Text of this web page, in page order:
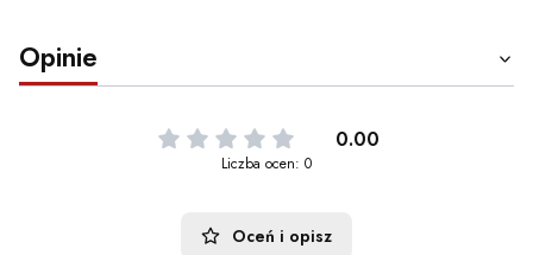
Opinie
0.00
Liczba ocen: 0
Oceń i opisz